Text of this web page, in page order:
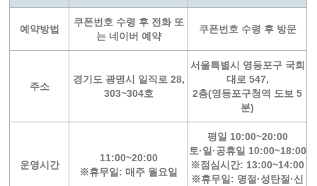
예약방법
쿠폰번호 수령 후 전화 또
는 네이버 예약
쿠폰번호 수령 후 방문
주소
경기도 광명시 일직로 28,
303~304호
서울특별시 영등포구 국회
대로 547,
2층(영등포구청역 도보 5
분)
운영시간
11:00~20:00
※휴무일: 매주 월요일
평일 10:00~20:00
토·일·공휴일 10:00~18:00
※점심시간: 13:00~14:00
※휴무일: 명절·성탄절·신